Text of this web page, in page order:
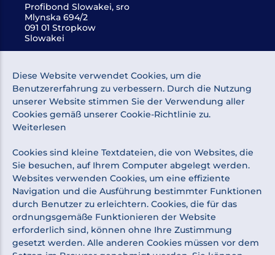
Profibond Slowakei, sro
Mlynska 694/2
091 01 Stropkow
Slowakei
ÜBER DAS EINKAUFEN
ÜBER UNS
NEWSLETTER
Ich stimme der Verarbeitung personenbezogener Daten
zu Marketingzwecken zu. Datenschutzrichtlinie.
Diese Website verwendet Cookies, um die
Benutzererfahrung zu verbessern. Durch die Nutzung
unserer Website stimmen Sie der Verwendung aller
Cookies gemäß unserer Cookie-Richtlinie zu.
Weiterlesen
Cookies sind kleine Textdateien, die von Websites, die
Sie besuchen, auf Ihrem Computer abgelegt werden.
Websites verwenden Cookies, um eine effiziente
Navigation und die Ausführung bestimmter Funktionen
durch Benutzer zu erleichtern. Cookies, die für das
ordnungsgemäße Funktionieren der Website
erforderlich sind, können ohne Ihre Zustimmung
gesetzt werden. Alle anderen Cookies müssen vor dem